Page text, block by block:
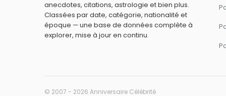
anecdotes, citations, astrologie et bien plus.
Classées par date, catégorie, nationalité et
époque — une base de données complète à
explorer, mise à jour en continu.
© 2007 - 2026 Anniversaire Célébrité